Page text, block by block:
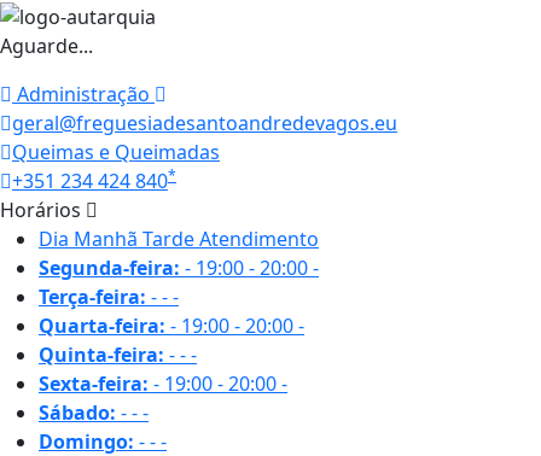
Aguarde...
Administração
geral@freguesiadesantoandredevagos.eu
Queimas e Queimadas
+351 234 424 840*
Horários
Dia Manhã TardeAtendimento
Segunda-feira: - 19:00 - 20:00-
Terça-feira: ---
Quarta-feira: - 19:00 - 20:00-
Quinta-feira: ---
Sexta-feira: - 19:00 - 20:00-
Sábado: ---
Domingo: ---